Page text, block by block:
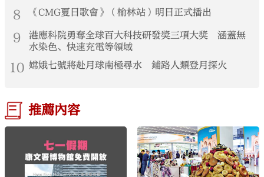
8 《CMG夏日歌會》（榆林站）明日正式播出
9
港應科院勇奪全球百大科技研發獎三項大獎 涵蓋無
水染色、快速充電等領域
10 嫦娥七號將赴月球南極尋水 鋪路人類登月探火
推薦內容